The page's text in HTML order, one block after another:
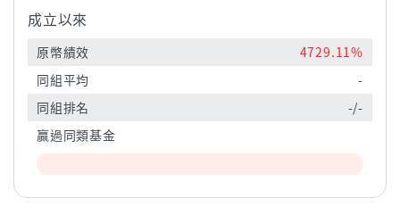
成立以來
原幣績效
4729.11%
同組平均
-
同組排名
-/-
贏過同類基金